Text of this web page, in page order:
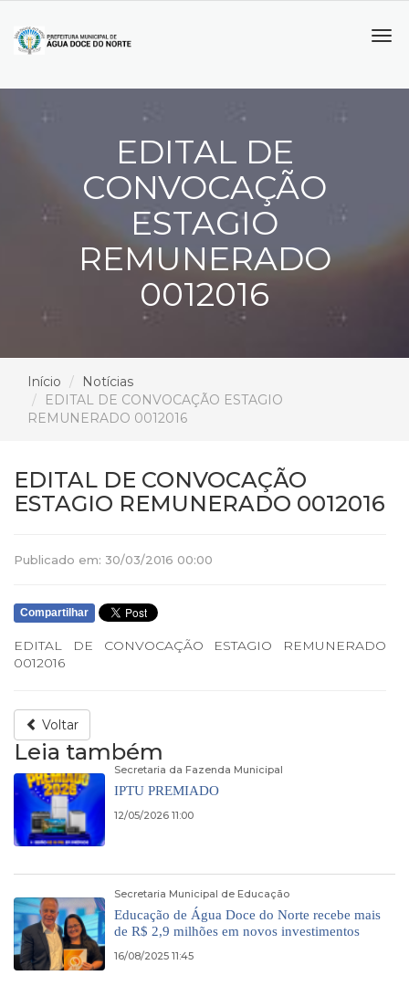
EDITAL DE
CONVOCAÇÃO
ESTAGIO
REMUNERADO
0012016
Início
Notícias
EDITAL DE CONVOCAÇÃO ESTAGIO
REMUNERADO 0012016
EDITAL DE CONVOCAÇÃO
ESTAGIO REMUNERADO 0012016
Publicado em: 30/03/2016 00:00
Compartilhar
EDITAL DE CONVOCAÇÃO ESTAGIO REMUNERADO
0012016
Voltar
Leia também
Secretaria da Fazenda Municipal
IPTU PREMIADO
12/05/2026 11:00
Secretaria Municipal de Educação
Educação de Água Doce do Norte recebe mais
de R$ 2,9 milhões em novos investimentos
16/08/2025 11:45